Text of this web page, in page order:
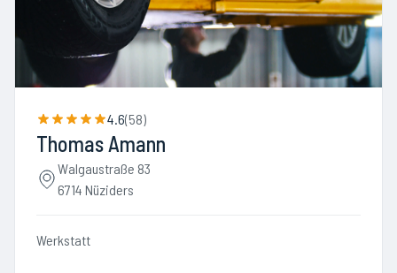
4.6(58)
Thomas Amann
Walgaustraße 83
6714 Nüziders
Werkstatt